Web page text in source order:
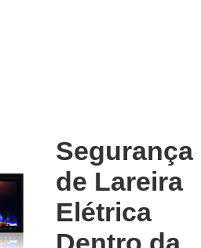
Segurança
de Lareira
Elétrica